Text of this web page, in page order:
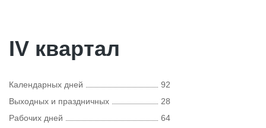
IV квартал
Календарных дней
92
Выходных и праздничных
28
Рабочих дней
64